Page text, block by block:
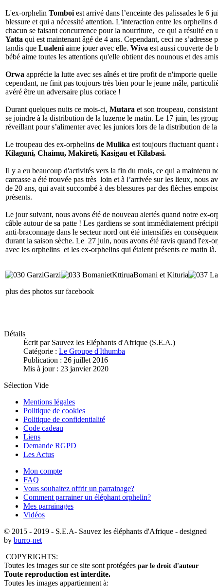
L'ex-orphelin Tomboiest arrivé dans l’enceinte des palissades le 6
blessure et qui a nécessité attention. L'interaction entre les orphelins
chacun se faisant concurrence pour la nourriture, ce qui a résulté
Yatta qui est maintenant âgé de 4 ans. Cependant, ceci ne s’adresse
tandis que Lualeniaime jouer avec elle. Wiva est aussi couverte de
bébé aime toutes les attentions qu'elle obtient des nounous et des
Orwa apprécie la lutte avec ses aînés et tire profit de n'importe
cependant, ne finit pas toujours très bien pour le jeune mâle,
avéré être un adversaire plus coriace !
Durant quelques nuits ce mois-ci, Mutara et son troupeau,
se joindre à la distribution de la luzerne le matin. Le 17 juin, les
réveillant pour s’alimenter avec les juniors lors de la distribution de
Le troupeau des ex-orphelins de Mulika est toujours fluctuant quant
Kilaguni, Chaimu, Makireti, Kasigau et Kilabasi.
Il y a eu beaucoup d'activités vers la fin du mois, ce qui a maintenu
carcasse a été trouvée pas très loin et à l’arrivée sur les lieux, nous
de 20 ans, qui avait succombé à des blessures par des flèches
présents.
Le jour suivant, nous avons été de nouveau alertés quand notre ex-
câble autour de sa patte ! Les gardiens se sont immédiatement
anti-braconnage dans le secteur nord ont été intensifiés en
durant la saison sèche. Le 27 juin, nous avons été ravis quand l'ex-
avec les orphelins et les ex-orphelins qui étaient présents ce matin là.
Garzi
Bomani et Kituria
plus des photos sur facebook
Détails
Écrit par Sauvez les Eléphants d'Afrique (S.E.A.)
Catégorie : Le Groupe d'Ithumba
Publication : 26 juillet 2016
Mis à jour : 23 janvier 2020
Sélection Vide
Mentions légales
Politique de cookies
Politique de confidentialité
Code cadeau
Liens
Demande RGPD
Les Actus
Mon compte
FAQ
Vous souhaitez offrir un parrainage?
Comment parrainer un éléphant orphelin?
Mes parrainages
Vidéos
© 2015 - 2019 - S.E.A- Sauvez les éléphants d'Afrique - designed
by burro-net
COPYRIGHTS:
Toutes les images sur ce site sont protégées par le droit d'auteur
Toute reproduction est interdite.
Toutes les images appartiennent à: